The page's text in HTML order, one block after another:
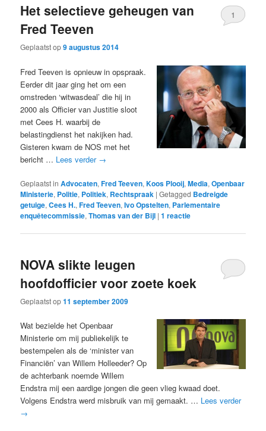
Het selectieve geheugen van
Fred Teeven
Geplaatst op9 augustus 2014
1
Fred Teeven is opnieuw in opspraak.
Eerder dit jaar ging het om een
omstreden ‘witwasdeal’ die hij in
2000 als Officier van Justitie sloot
met Cees H. waarbij de
belastingdienst het nakijken had.
Gisteren kwam de NOS met het
bericht … Lees verder →
Geplaatst in Advocaten,Fred Teeven,Koos Plooij,Media,Openbaar
Ministerie, Politie, Politiek, Rechtspraak |Getagged Bedreigde
getuige,Cees H.,Fred Teeven,Ivo Opstelten, Parlementaire
enquêtecommissie,Thomas van der Bijl |1 reactie
NOVA slikte leugen
hoofdofficier voor zoete koek
Geplaatst op11 september 2009
Wat bezielde het Openbaar
Ministerie om mij publiekelijk te
bestempelen als de ‘minister van
Financiën’ van Willem Holleeder? Op
de achterbank noemde Willem
Endstra mij een aardige jongen die geen vlieg kwaad doet.
Volgens Endstra werd misbruik van mij gemaakt. … Lees verder
→